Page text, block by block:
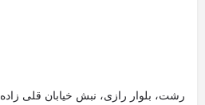
رشت، بلوار رازی، نبش خیابان قلی زاده